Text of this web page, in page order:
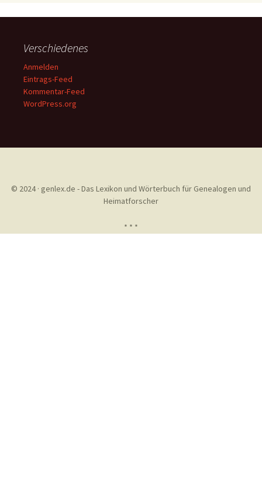
Verschiedenes
Anmelden
Eintrags-Feed
Kommentar-Feed
WordPress.org
© 2024 · genlex.de - Das Lexikon und Wörterbuch für Genealogen und
Heimatforscher
* * *